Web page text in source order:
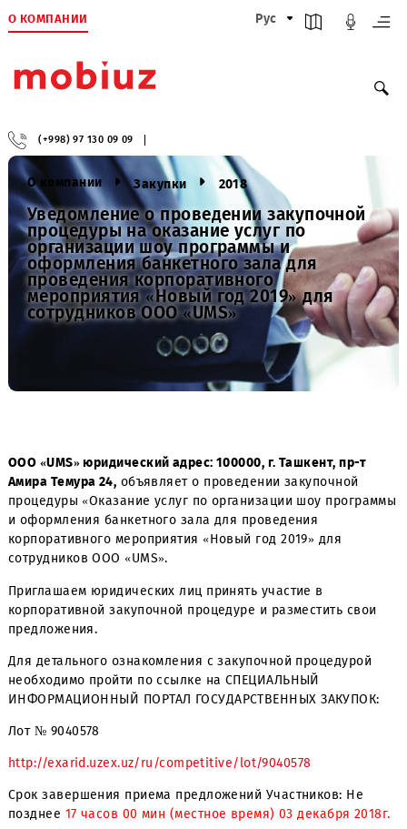
О КОМПАНИИ Рус
(+998) 97 130 09 09
О компании Закупки 2018
Уведомление о проведении закупочной
процедуры на оказание услуг по
организации шоу программы и
оформления банкетного зала для
проведения корпоративного
мероприятия «Новый год 2019» для
сотрудников ООО «UMS»
ООО «UMS» юридический адрес: 100000, г. Ташкент, пр-т
Амира Темура 24,объявляет о проведении закупочной
процедуры «Оказание услуг по организации шоу
корпоративного мероприятия «Новый год 2019» для
сотрудников ООО «UMS».
Приглашаем юридических лиц принять участие в
корпоративной закупочной процедуре и разместить
предложения.
Для детального ознакомления с закупочной
необходимо пройти по ссылке на СПЕЦИАЛЬНЫЙ
Лот № 9040578